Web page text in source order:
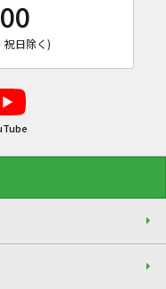
祝日除く)